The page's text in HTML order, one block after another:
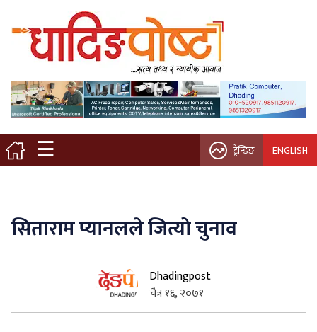
☰
मुख्य पृष्ठ
स्थानीय समाचार
विचार / ब्लग
नगर/गाउँ पालिका
प्रवास
ट्रेन्डिङ ENGLISH
सिताराम प्यानलले जित्यो चुनाव
Dhadingpost
चैत्र १६, २०७१